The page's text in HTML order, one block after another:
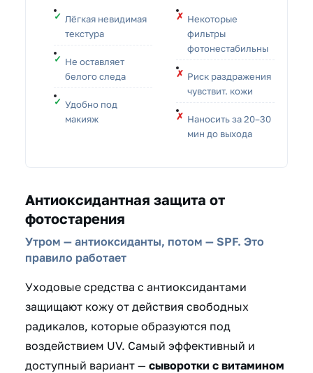
Лёгкая невидимая
текстура
Не оставляет
белого следа
Удобно под
макияж
Некоторые
фильтры
фотонестабильны
Риск раздражения
чувствит. кожи
Наносить за 20–30
мин до выхода
Антиоксидантная защита от
фотостарения
Утром — антиоксиданты, потом — SPF. Это
правило работает
Уходовые средства с антиоксидантами
защищают кожу от действия свободных
радикалов, которые образуются под
воздействием UV. Самый эффективный и
доступный вариант — сыворотки с витамином